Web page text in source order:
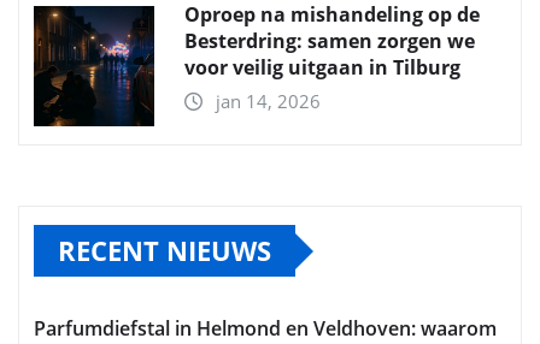
Oproep na mishandeling op de
Besterdring: samen zorgen we
voor veilig uitgaan in Tilburg
jan 14, 2026
RECENT NIEUWS
Parfumdiefstal in Helmond en Veldhoven: waarom